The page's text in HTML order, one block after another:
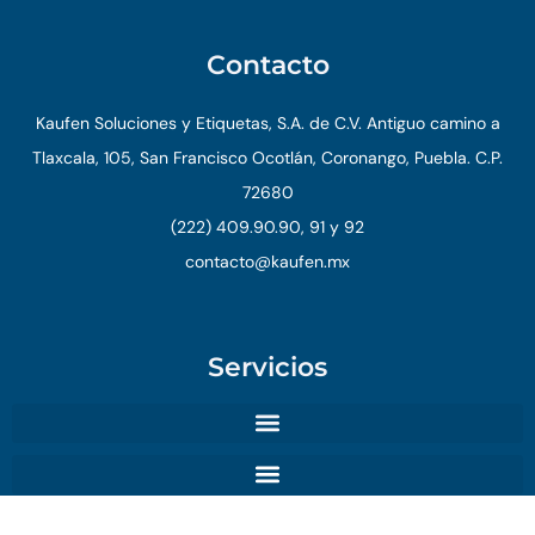
Contacto
Kaufen Soluciones y Etiquetas, S.A. de C.V. Antiguo camino a
Tlaxcala, 105, San Francisco Ocotlán, Coronango, Puebla. C.P.
72680
(222) 409.90.90, 91 y 92
contacto@kaufen.mx
Servicios